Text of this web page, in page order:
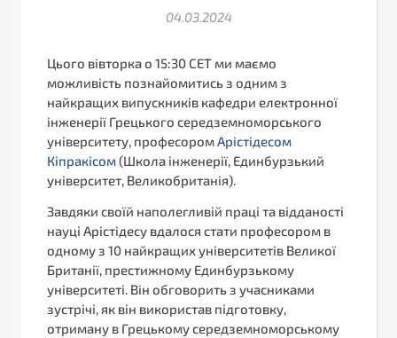
04.03.2024
Цього вівторка о 15:30 CET ми маємо
можливість познайомитись з одним з
найкращих випускників кафедри електронної
інженерії Грецького середземноморського
університету, професоромАрістідесом
Кіпракісом(Школа інженерії, Единбурзький
університет, Великобританія).
Завдяки своїй наполегливій праці та відданості
науці Арістідесу вдалося стати професором в
одному з 10 найкращих університетів Великої
Британії, престижному Единбурзькому
університеті. Він обговорить з учасниками
зустрічі, як він використав підготовку,
отриману в Грецькому cередземноморському